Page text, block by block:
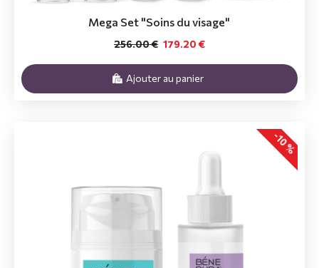
Mega Set "Soins du visage"
179.20 €
256.00 €
Ajouter au panier
-10 %